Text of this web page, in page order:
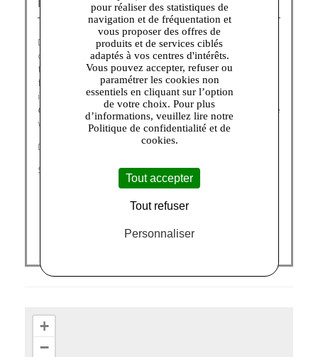
Depuis 1898, Le Tanneurimagine, dessine et fabrique
des
sacs et des accessoires nobleset essentiels qui
traversent le temps, sans prendre une ride. A toutes les
femmes et les hommes revendiquant une allure
intemporelle, Le Tanneur propose unelarge collection
de maroquinerieà porter au quotidien et aimer toute une
vie.
Découvrez nos catégories :
SACS FEMME
PETITE MAROQUINERIE
+
−
pour réaliser des statistiques de
navigation et de fréquentation et
vous proposer des offres de
produits et de services ciblés
adaptés à vos centres d'intérêts.
Vous pouvez accepter, refuser ou
paramétrer les cookies non
essentiels en cliquant sur l’option
de votre choix. Pour plus
d’informations, veuillez lire notre
Politique de confidentialité et de
cookies.
Tout accepter
Tout refuser
Personnaliser